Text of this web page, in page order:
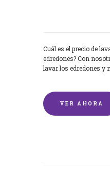
Cuál es el precio de
edredones? Con
lavar los edredones y
VER AHORA